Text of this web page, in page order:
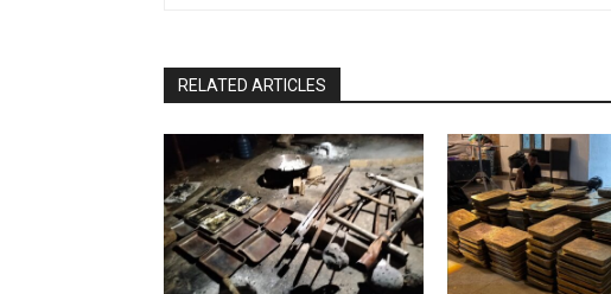
RELATED ARTICLES